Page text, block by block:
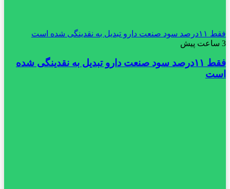
فقط ۱۱‌درصد سود صنعت دارو تبدیل به نقدینگی شده است
3 ساعت پیش
فقط ۱۱‌درصد سود صنعت دارو تبدیل به نقدینگی شده
است